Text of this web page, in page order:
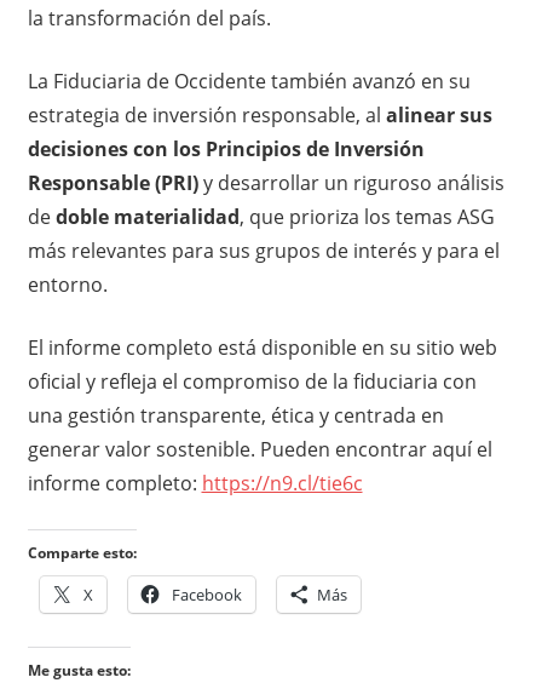
la transformación del país.
La Fiduciaria de Occidente también avanzó en su
estrategia de inversión responsable, al alinear sus
decisiones con los Principios de Inversión
Responsable (PRI)y desarrollar un riguroso análisis
dedoble materialidad, que prioriza los temas ASG
más relevantes para sus grupos de interés y para el
entorno.
El informe completo está disponible en su sitio web
oficial y refleja el compromiso de la fiduciaria con
una gestión transparente, ética y centrada en
generar valor sostenible. Pueden encontrar aquí el
informe completo: https://n9.cl/tie6c
Comparte esto:
X Facebook Más
Me gusta esto: